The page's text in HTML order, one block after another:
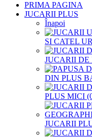
PRIMA PAGINA
JUCARII PLUS
Înapoi
SI CATEL
JUCARII DE
DIN PLUS
PLUS MICI
JUCARII